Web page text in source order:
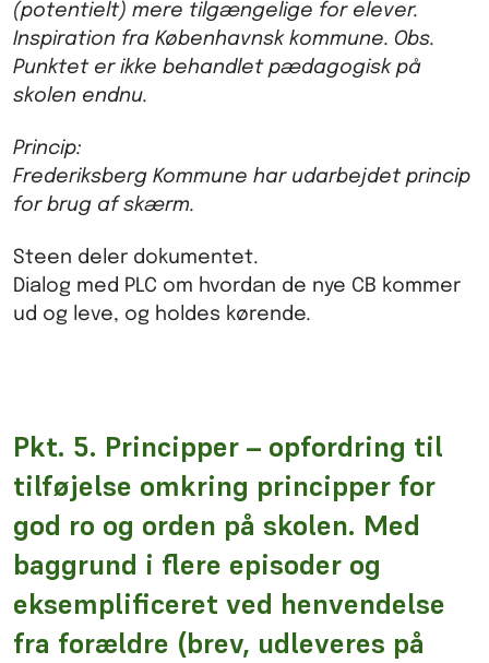
(potentielt) mere tilgængelige for elever.
Inspiration fra Københavnsk kommune. Obs.
Punktet er ikke behandlet pædagogisk på
skolen endnu.
Princip:
Frederiksberg Kommune har udarbejdet princip
for brug af skærm.
Steen deler dokumentet.
Dialog med PLC om hvordan de nye CB kommer
ud og leve, og holdes kørende.
Pkt. 5. Principper – opfordring til
tilføjelse omkring principper for
god ro og orden på skolen. Med
baggrund i flere episoder og
eksemplificeret ved henvendelse
fra forældre (brev, udleveres på